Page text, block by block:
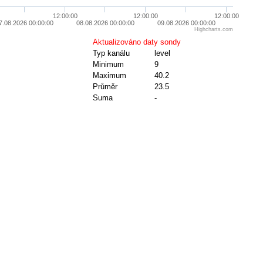
00:00:00
12:00:00
08.08.2026 00:00:00
12:00:00
09.08.2026 00:00:00
12:00:00
Highcharts.com
Aktualizováno daty sondy
Typ kanálu
level
Minimum
9
Maximum
40.2
Průměr
23.5
Suma
-